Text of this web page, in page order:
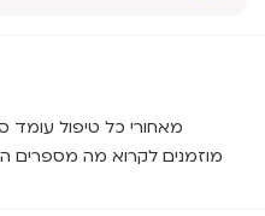
מאחורי כל טיפול עומד
מוזמנים לקרוא מה מספרים